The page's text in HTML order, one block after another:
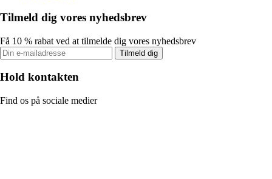
Tilmeld dig vores nyhedsbrev
Få 10 % rabat ved at tilmelde dig vores nyhedsbrev
Tilmeld dig
Hold kontakten
Find os på sociale medier